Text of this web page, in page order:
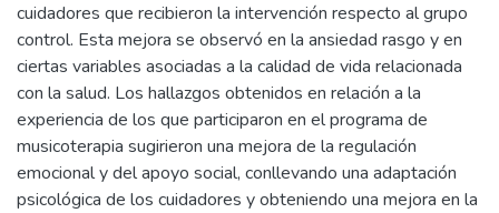
cuidadores que recibieron la intervención respecto al grupo
control. Esta mejora se observó en la ansiedad rasgo y en
ciertas variables asociadas a la calidad de vida relacionada
con la salud. Los hallazgos obtenidos en relación a la
experiencia de los que participaron en el programa de
musicoterapia sugirieron una mejora de la regulación
emocional y del apoyo social, conllevando una adaptación
psicológica de los cuidadores y obteniendo una mejora en la